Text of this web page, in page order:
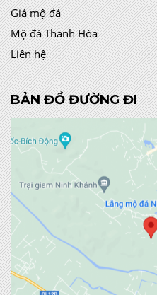
Giá mộ đá
Mộ đá Thanh Hóa
Liên hệ
BẢN ĐỒ ĐƯỜNG ĐI